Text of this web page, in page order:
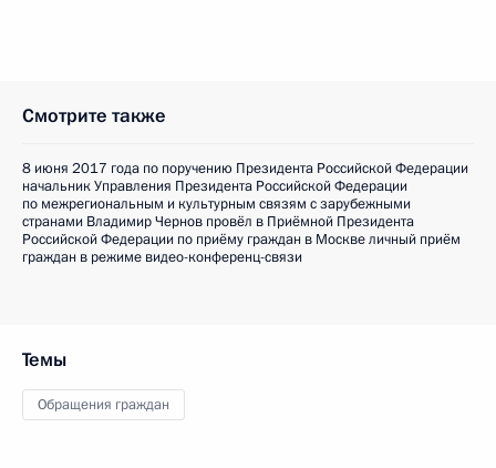
Смотрите также
8 июня 2017 года по поручению Президента Российской Федерации
начальник Управления Президента Российской Федерации
по межрегиональным и культурным связям с зарубежными
странами Владимир Чернов провёл в Приёмной Президента
Российской Федерации по приёму граждан в Москве личный приём
граждан в режиме видео-конференц-связи
Темы
Обращения граждан